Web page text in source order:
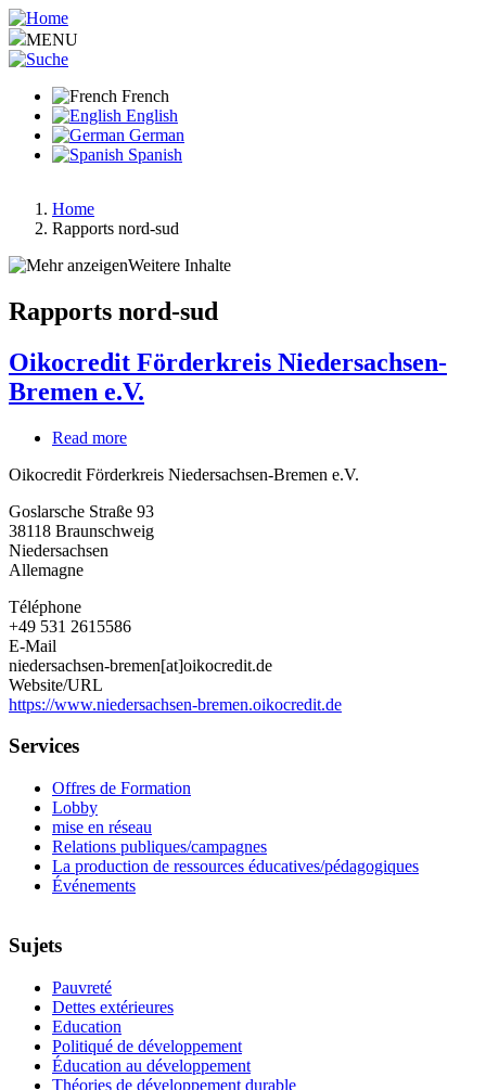
Aller
au
contenu
MENU
French
English
German
Spanish
Fil
d'Ariane
Home
Rapports nord-sud
Weitere Inhalte
Rapports nord-sud
Oikocredit Förderkreis Niedersachsen-
Bremen e.V.
Read more
Förderkreis
Bremen
e.V.
Oikocredit Förderkreis Niedersachsen-Bremen e.V.
Goslarsche Straße 93
38118 Braunschweig
Niedersachsen
Allemagne
Téléphone
+49 531 2615586
E-Mail
niedersachsen-bremen[at]oikocredit.de
Website/URL
https://www.niedersachsen-bremen.oikocredit.de
Services
Offres de Formation
Lobby
mise en réseau
Relations publiques/campagnes
La production de ressources éducatives/pédagogiques
Événements
Sujets
Pauvreté
Dettes extérieures
Education
Politiqué de développement
Éducation au développement
Théories de développement durable